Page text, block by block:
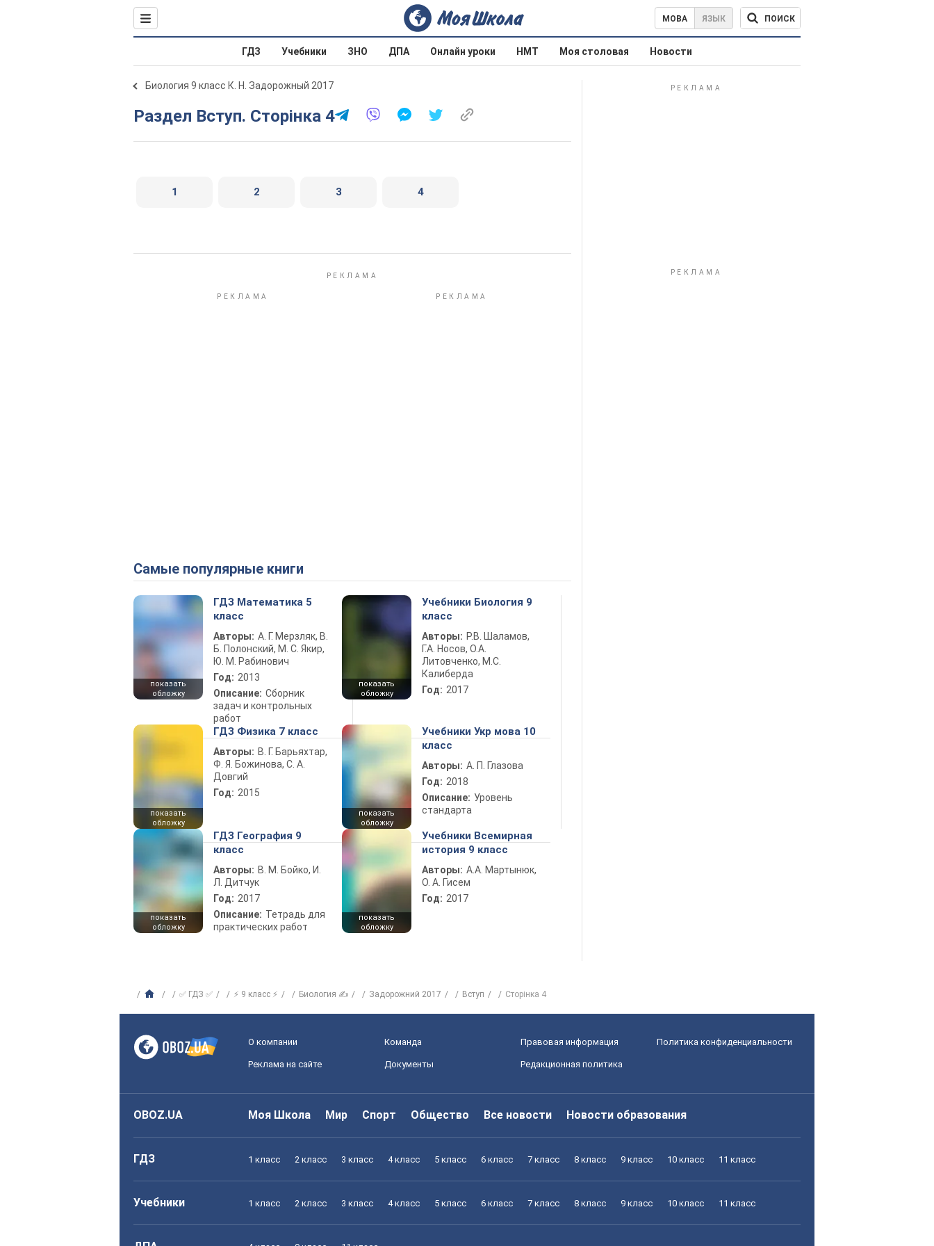
МОВА ЯЗЫК ПОИСК
ГДЗ Учебники ЗНО ДПА Онлайн уроки НМТ Моя столовая Новости
Биология 9 класс К. Н. Задорожный 2017
Раздел Вступ. Сторінка 4
1 2 3 4
Самые популярные книги
показать
обложку
ГДЗ Математика 5
класс
Авторы: А. Г. Мерзляк, В.
Б. Полонский, М. С. Якир,
Ю. М. Рабинович
Год: 2013
Описание: Сборник
задач и контрольных
работ
показать
обложку
Учебники Биология 9
класс
Авторы: Р.В. Шаламов,
Г.А. Носов, О.А.
Литовченко, М.С.
Калиберда
Год: 2017
показать
обложку
ГДЗ Физика 7 класс
Авторы: В. Г. Барьяхтар,
Ф. Я. Божинова, С. А.
Довгий
Год: 2015
показать
обложку
Учебники Укр мова 10
класс
Авторы: А. П. Глазова
Год: 2018
Описание: Уровень
стандарта
показать
обложку
ГДЗ География 9
класс
Авторы: В. М. Бойко, И.
Л. Дитчук
Год: 2017
Описание: Тетрадь для
практических работ
показать
обложку
Учебники Всемирная
история 9 класс
Авторы: А.А. Мартынюк,
О. А. Гисем
Год: 2017
✅ ГДЗ ✅ ⚡ 9 класс ⚡ Биология ✍ Задорожний 2017 Вступ Сторінка 4
О компании Команда Правовая информация Политика конфиденциальности
Реклама на сайте Документы Редакционная политика
OBOZ.UA Моя Школа Мир Спорт Общество Все новости Новости образования
ГДЗ 1 класс 2 класс 3 класс 4 класс 5 класс 6 класс 7 класс 8 класс 9 класс 10 класс 11 класс
Учебники 1 класс 2 класс 3 класс 4 класс 5 класс 6 класс 7 класс 8 класс 9 класс 10 класс 11 класс